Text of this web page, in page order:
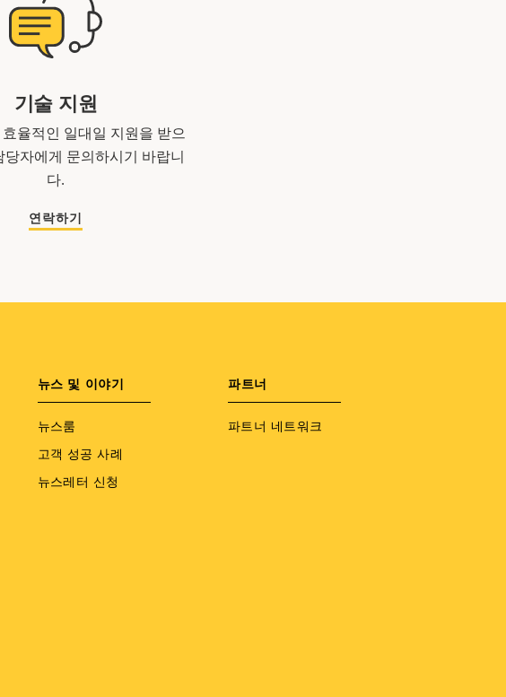
기술 지원
율적인 일대일 지원을 받으
당자에게 문의하시기 바랍니
다.
연락하기
뉴스 및 이야기
뉴스룸
고객 성공 사례
뉴스레터 신청
파트너
파트너 네트워크